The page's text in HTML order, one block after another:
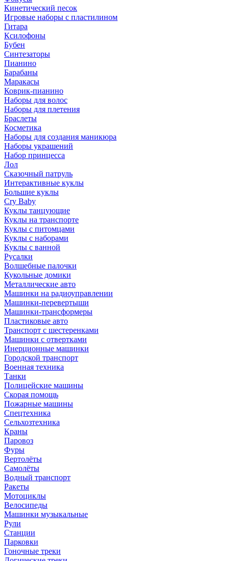
Кинетический песок
Игровые наборы с пластилином
Гитара
Ксилофоны
Бубен
Синтезаторы
Пианино
Барабаны
Маракасы
Коврик-пианино
Наборы для волос
Наборы для плетения
Браслеты
Косметика
Наборы для создания маникюра
Наборы украшений
Набор принцесса
Лол
Сказочный патруль
Интерактивные куклы
Большие куклы
Cry Baby
Куклы танцующие
Куклы на транспорте
Куклы с питомцами
Куклы с наборами
Куклы с ванной
Русалки
Волшебные палочки
Кукольные домики
Металлические авто
Машинки на радиоуправлении
Машинки-перевертыши
Машинки-трансформеры
Пластиковые авто
Транспорт с шестеренками
Машинки с отвертками
Инерционные машинки
Городской транспорт
Военная техника
Танки
Полицейские машины
Скорая помощь
Пожарные машины
Спецтехника
Сельхозтехника
Краны
Паровоз
Фуры
Вертолёты
Самолёты
Водный транспорт
Ракеты
Мотоциклы
Велосипеды
Машинки музыкальные
Рули
Станции
Парковки
Гоночные треки